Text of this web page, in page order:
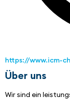
https://www.icm-
Über uns
Wir sind ein